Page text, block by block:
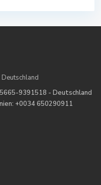
9391518 - Deutschland
+0034 650290911